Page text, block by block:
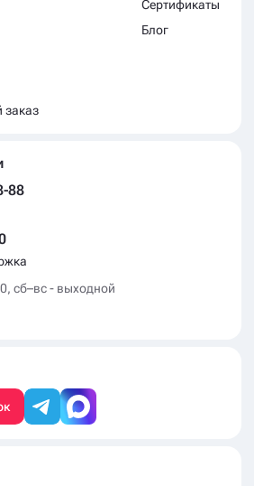
заказ
Сертификаты
Блог
88
сб–вс - выходной